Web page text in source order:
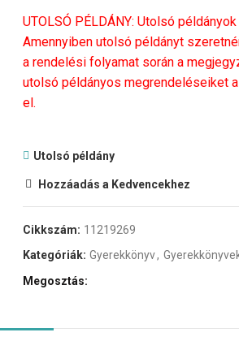
UTOLSÓ PÉLDÁNY: Utolsó
Amennyiben utolsó példányt
a rendelési folyamat során a
utolsó példányos megrendeléseiket
el.
Utolsó példány
Hozzáadás a Kedvencekhez
Cikkszám: 11219269
Kategóriák: Gyerekkönyv,
Megosztás